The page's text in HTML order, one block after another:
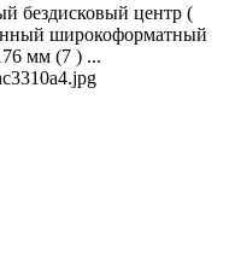
бездисковый центр (
широкоформатный
мм (7 ) ...